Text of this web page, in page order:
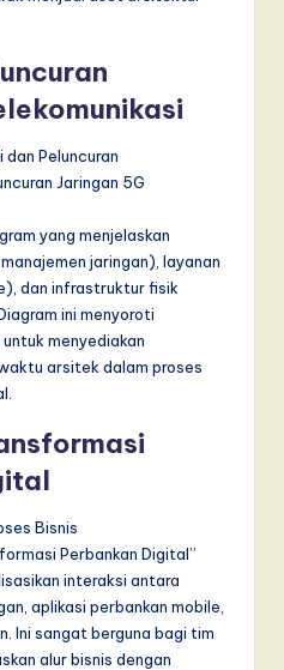
Peluncuran
Jaringan 5G
yang menjelaskan
jaringan), layanan
dan infrastruktur fisik
ini menyoroti
menyediakan
arsitek dalam proses
Bisnis
Perbankan Digital”
interaksi antara
aplikasi perbankan mobile,
Ini sangat berguna bagi tim
alur bisnis dengan